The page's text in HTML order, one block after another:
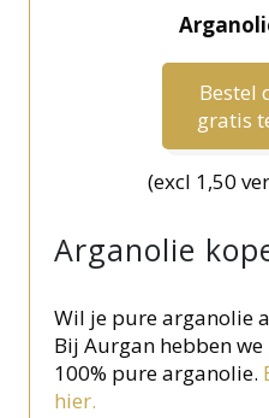
Bestel
gratis
(excl 1,50
Arganolie
Wil je pure arganolie
Bij Aurgan hebben
100% pure arganolie.
hier.